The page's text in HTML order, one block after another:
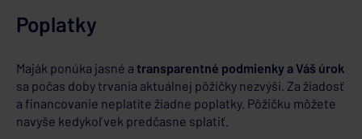
Poplatky
Maják ponúka jasné a transparentné podmienky a Váš úrok
sa počas doby trvania aktuálnej pôžičky nezvýši. Za žiadosť
a financovanie neplatíte žiadne poplatky. Pôžičku môžete
navyše kedykoľvek predčasne splatiť.